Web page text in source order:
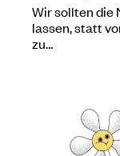
Wir sollten die
lassen, statt
zu…